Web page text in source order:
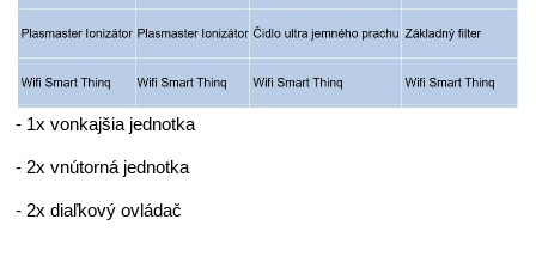
- 1x vonkajšia jednotka
- 2x vnútorná jednotka
- 2x diaľkový ovládač